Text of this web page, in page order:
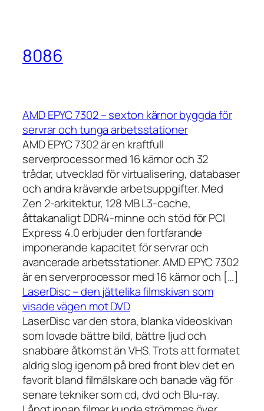
8086
AMD EPYC 7302 – sexton kärnor byggda för
servrar och tunga arbetsstationer
AMD EPYC 7302 är en kraftfull
serverprocessor med 16 kärnor och 32
trådar, utvecklad för virtualisering, databaser
och andra krävande arbetsuppgifter. Med
Zen 2-arkitektur, 128 MB L3-cache,
åttakanaligt DDR4-minne och stöd för PCI
Express 4.0 erbjuder den fortfarande
imponerande kapacitet för servrar och
avancerade arbetsstationer. AMD EPYC 7302
är en serverprocessor med 16 kärnor och […]
LaserDisc – den jättelika filmskivan som
visade vägen mot DVD
LaserDisc var den stora, blanka videoskivan
som lovade bättre bild, bättre ljud och
snabbare åtkomst än VHS. Trots att formatet
aldrig slog igenom på bred front blev det en
favorit bland filmälskare och banade väg för
senare tekniker som cd, dvd och Blu-ray.